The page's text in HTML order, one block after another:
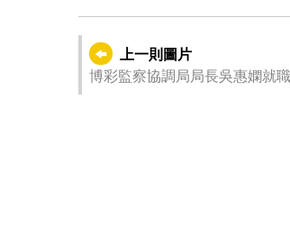
上一則圖片
博彩監察協調局局長吳惠嫻就職